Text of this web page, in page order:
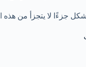
جزءًا لا يتجزأ من